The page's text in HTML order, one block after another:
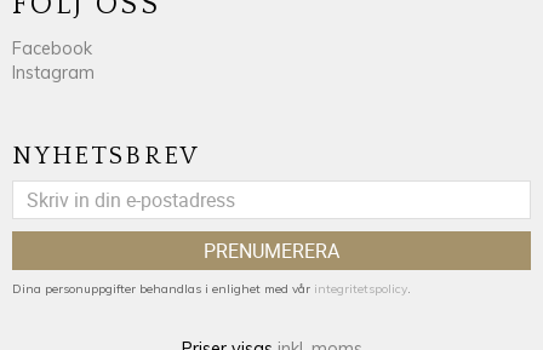
Facebook
Instagram
NYHETSBREV
PRENUMERERA
Dina personuppgifter behandlas i enlighet med vår integritetspolicy.